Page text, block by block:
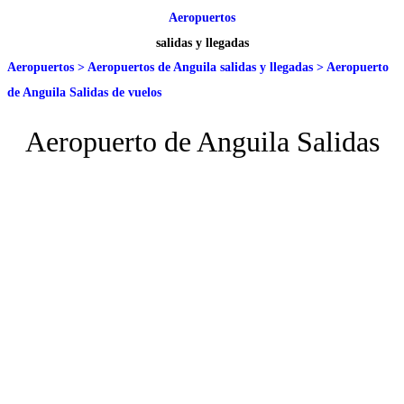
Aeropuertos
salidas y llegadas
Aeropuertos > Aeropuertos de Anguila salidas y llegadas > Aeropuerto
de Anguila Salidas de vuelos
Aeropuerto de Anguila Salidas